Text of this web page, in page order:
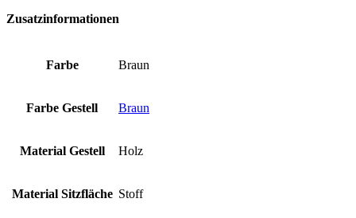
Zusatzinformationen
Farbe Braun
Farbe Gestell Braun
Material Gestell Holz
Material Sitzfläche Stoff